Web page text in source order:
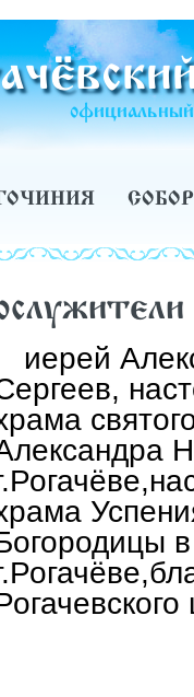
официальный
СОБОР
иерей
в